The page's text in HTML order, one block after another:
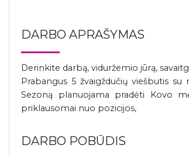
DARBO APRAŠYMAS
Derinkite darbą, viduržemio jūrą,
Prabangus 5 žvaigždučių viešbutis
Sezoną planuojama pradėti Kovo
priklausomai nuo pozicijos,
DARBO POBŪDIS